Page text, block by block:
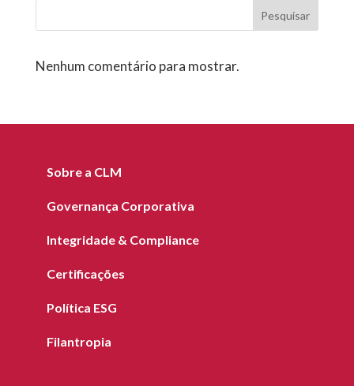
Pesquisar
Nenhum comentário para mostrar.
Sobre a CLM
Governança Corporativa
Integridade & Compliance
Certificações
Política ESG
Filantropia